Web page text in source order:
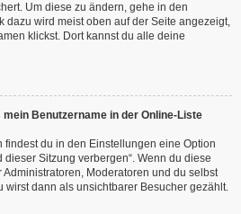
Um diese zu ändern, gehe in den
dazu wird meist oben auf der Seite angezeigt,
klickst. Dort kannst du alle deine
Benutzername in der Online-Liste
findest du in den Einstellungen eine Option
Sitzung verbergen“. Wenn du diese
Moderatoren und du selbst
wirst dann als unsichtbarer Besucher gezählt.